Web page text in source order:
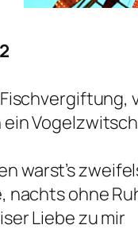
ein
warst’s
nachts ohne
Liebe zu mir